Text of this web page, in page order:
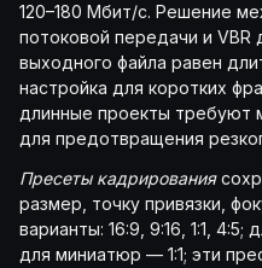
120–180 Мбит/с. Решение
потоковой передачи и VBR
выходного файла равен
настройка для коротких
длинные проекты требуют
для предотвращения
Пресеты кадрирования
размер, точку привязки,
варианты: 16:9, 9:16, 1:1,
для миниатюр — 1:1; эти